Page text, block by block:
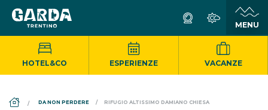
HOTEL&CO ESPERIENZE VACANZE
DA NON PERDERE RIFUGIO ALTISSIMO DAMIANO CHIESA